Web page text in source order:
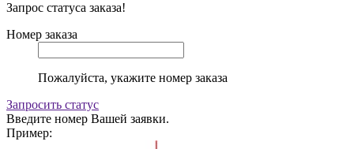
Запрос статуса заказа!
Номер заказа
Пожалуйста, укажите номер заказа
Запросить статус
Введите номер Вашей заявки.
Пример: